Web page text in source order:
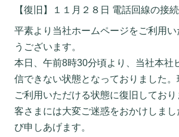
【復旧】１１月２８日 電話回線の接
平素より当社ホームページをご利用い
うございます。
本日、午前8時30分頃より、当社本社
信できない状態となっておりました。
ご利用いただける状態に復旧してお
客さまには大変ご迷惑をおかけしま
び申しあげます。